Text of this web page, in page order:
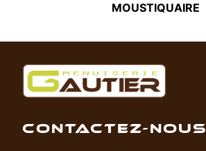
MOUSTIQUAIRE
CONTACTEZ-NOUS